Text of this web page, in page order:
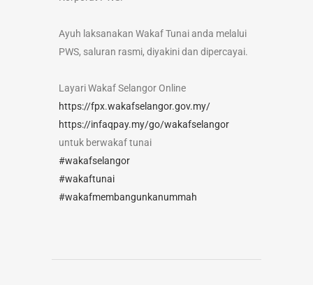
Ayuh laksanakan Wakaf Tunai anda melalui
PWS, saluran rasmi, diyakini dan dipercayai.
Layari Wakaf Selangor Online
https://fpx.wakafselangor.gov.my/
https://infaqpay.my/go/wakafselangor
untuk berwakaf tunai
#wakafselangor
#wakaftunai
#wakafmembangunkanummah